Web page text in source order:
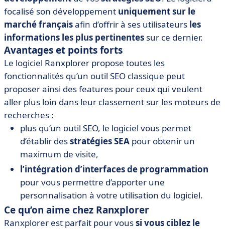
focalisé son développement uniquement sur le
marché françaisafin d’offrir à ses utilisateurs les
informations les plus pertinentes sur ce dernier.
Avantages et points forts
Le logiciel Ranxplorer propose toutes les
fonctionnalités qu’un outil SEO classique peut
proposer ainsi des features pour ceux qui veulent
aller plus loin dans leur classement sur les moteurs de
recherches :
plus qu’un outil SEO, le logiciel vous permet
d’établir desstratégies SEA pour obtenir un
maximum de visite,
l’intégration d’interfaces de programmation
pour vous permettre d’apporter une
personnalisation à votre utilisation du logiciel.
Ce qu’on aime chez Ranxplorer
Ranxplorer est parfait pour voussi vous ciblez le